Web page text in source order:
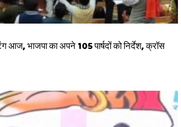
आज, भाजपा का अपने 105 पार्षदों को निर्देश, क्रॉस